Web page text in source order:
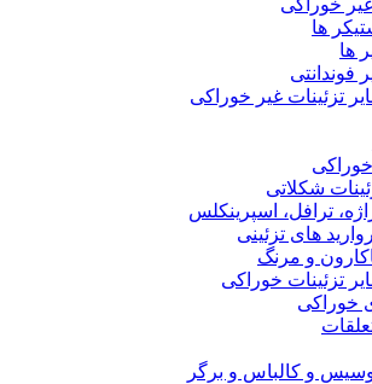
غیر خوراکی
ها
ها
فوندانتی
تزئینات غیر خوراکی
خوراکی
شکلاتی
ترافل، اسپرینکلس
های تزئینی
و مرنگ
تزئینات خوراکی
خوراکی
و کالباس و برگر